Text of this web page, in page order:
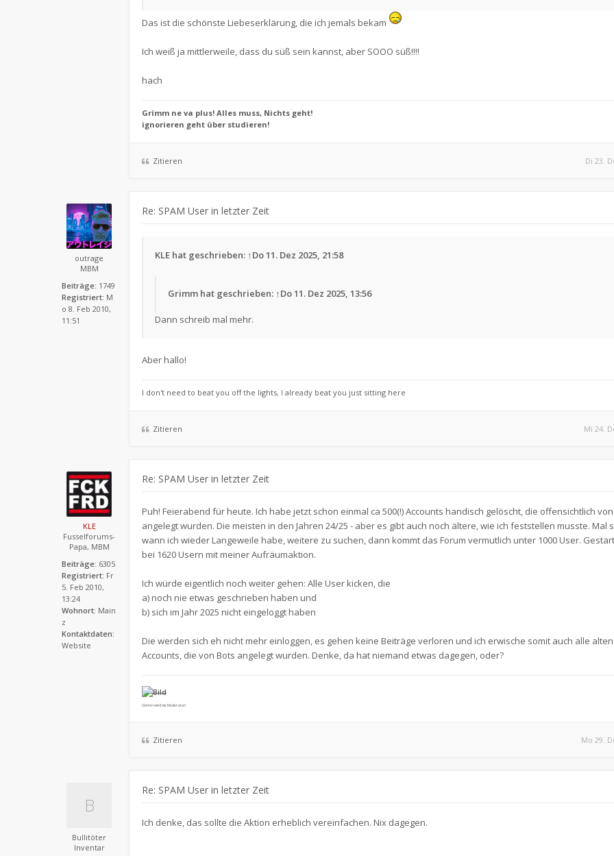
Das ist die schönste Liebeserklärung, die ich jemals bekam
Ich weiß ja mittlerweile, dass du süß sein kannst, aber SOOO süß!!!!
hach
Grímm ne va plus! Alles muss, Nichts geht!
ignorieren geht über studieren!
Zitieren Di 23.
outrage
MBM
Beiträge: 1749
Registriert: M
o 8. Feb 2010,
11:51
Re: SPAM User in letzter Zeit
KLE hat geschrieben: ↑Do 11. Dez 2025, 21:58
Grimm hat geschrieben: ↑Do 11. Dez 2025, 13:56
Dann schreib mal mehr.
Aber hallo!
I don't need to beat you off the lights, I already beat you just sitting here
Zitieren Mi 24.
KLE
Fusselforums-
Papa, MBM
Beiträge: 6305
Registriert: Fr
5. Feb 2010,
13:24
Wohnort: Main
z
Kontaktdaten:
Website
Re: SPAM User in letzter Zeit
Puh! Feierabend für heute. Ich habe jetzt schon einmal ca 500(!) Accounts handisch gelöscht, die offensichtlich
angelegt wurden. Die meisten in den Jahren 24/25 - aber es gibt auch noch ältere, wie ich feststellen musste. Mal
wann ich wieder Langeweile habe, weitere zu suchen, dann kommt das Forum vermutlich unter 1000 User.
bei 1620 Usern mit meiner Aufräumaktion.
Ich würde eigentlich noch weiter gehen: Alle User kicken, die
a) noch nie etwas geschrieben haben und
b) sich im Jahr 2025 nicht eingeloggt haben
Die werden sich eh nicht mehr einloggen, es gehen keine Beiträge verloren und ich erwische somit auch alle alten
Accounts, die von Bots angelegt wurden. Denke, da hat niemand etwas dagegen, oder?
Grimm wird nie Moderator!
Zitieren Mo 29.
Bullitöter
Inventar
Re: SPAM User in letzter Zeit
Ich denke, das sollte die Aktion erheblich vereinfachen. Nix dagegen.